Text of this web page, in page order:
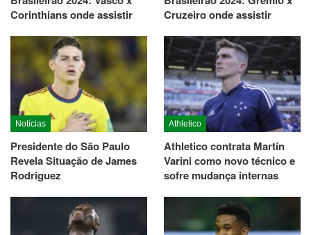
Corinthians onde assistir
Cruzeiro onde assistir
Notícias
Presidente do São Paulo
Revela Situação de James
Rodriguez
Athletico
Athletico contrata Martín
Varini como novo técnico e
sofre mudança internas